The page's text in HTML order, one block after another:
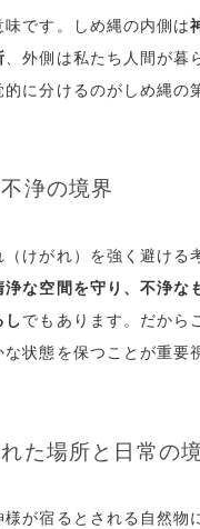
です。しめ縄の内側は
、外側は私たち人間が暮
的に分けるのがしめ縄の
浄の境界
けがれ）を強く避ける
浄な空間を守り、不浄な
しでもあります。だから
状態を保つことが重要
た場所と日常の
様が宿るとされる自然物